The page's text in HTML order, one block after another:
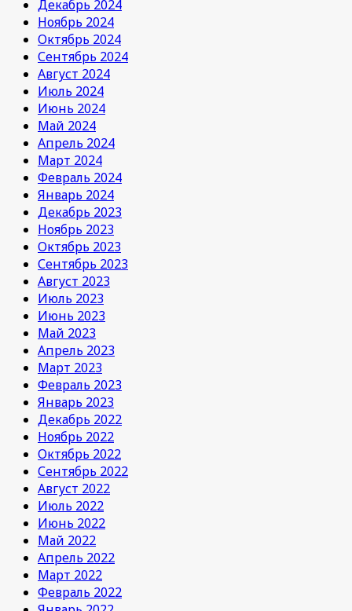
Декабрь 2024
Ноябрь 2024
Октябрь 2024
Сентябрь 2024
Август 2024
Июль 2024
Июнь 2024
Май 2024
Апрель 2024
Март 2024
Февраль 2024
Январь 2024
Декабрь 2023
Ноябрь 2023
Октябрь 2023
Сентябрь 2023
Август 2023
Июль 2023
Июнь 2023
Май 2023
Апрель 2023
Март 2023
Февраль 2023
Январь 2023
Декабрь 2022
Ноябрь 2022
Октябрь 2022
Сентябрь 2022
Август 2022
Июль 2022
Июнь 2022
Май 2022
Апрель 2022
Март 2022
Февраль 2022